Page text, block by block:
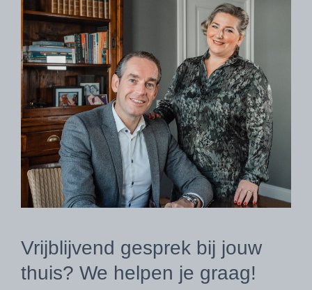
Vrijblijvend gesprek bij jouw
thuis? We helpen je graag!